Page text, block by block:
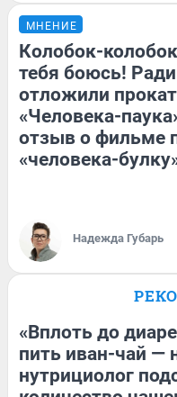
МНЕНИЕ
Колобок-
тебя боюсь!
отложили прокат
«Человека-
отзыв о фильме
«человека-
Надежда Губарь
«Вплоть до
пить иван-чай —
нутрициолог